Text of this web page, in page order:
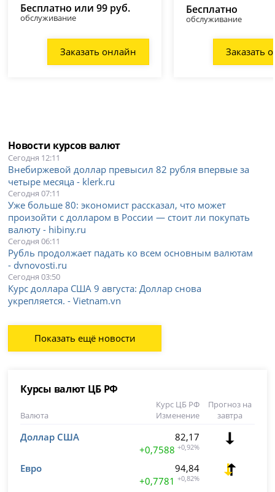
Бесплатно или 99 руб.
обслуживание
Заказать онлайн
Бесплатно
обслуживание
Заказать
Новости курсов валют
Сегодня 12:11
Внебиржевой доллар превысил 82 рубля впервые за
четыре месяца - klerk.ru
Сегодня 07:11
Уже больше 80: экономист рассказал, что может
произойти с долларом в России — стоит ли покупать
валюту - hibiny.ru
Сегодня 06:11
Рубль продолжает падать ко всем основным валютам
- dvnovosti.ru
Сегодня 03:50
Курс доллара США 9 августа: Доллар снова
укрепляется. - Vietnam.vn
Показать ещё новости
Курсы валют ЦБ РФ
Валюта
Курс ЦБ РФ
Изменение
Прогноз на
завтра
Доллар США
82,17
+0,7588 +0,92%
Евро
94,84
+0,7781 +0,82%